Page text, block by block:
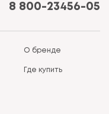
8 800-23456-05
О бренде
Где купить